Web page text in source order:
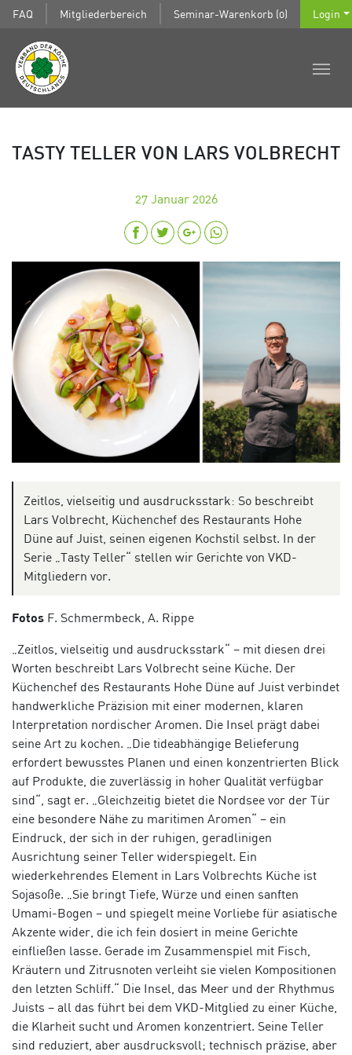
FAQ Mitgliederbereich Seminar-Warenkorb (0) Login
TASTY TELLER VON LARS VOLBRECHT
27 Januar 2026
Zeitlos, vielseitig und ausdrucksstark: So beschreibt
Lars Volbrecht, Küchenchef des Restaurants Hohe
Düne auf Juist, seinen eigenen Kochstil selbst. In der
Serie „Tasty Teller“ stellen wir Gerichte von VKD-
Mitgliedern vor.
Fotos F. Schmermbeck, A. Rippe
„Zeitlos, vielseitig und ausdrucksstark“ – mit diesen drei
Worten beschreibt Lars Volbrecht seine Küche. Der
Küchenchef des Restaurants Hohe Düne auf Juist verbindet
handwerkliche Präzision mit einer modernen, klaren
Interpretation nordischer Aromen. Die Insel prägt dabei
seine Art zu kochen. „Die tideabhängige Belieferung
erfordert bewusstes Planen und einen konzentrierten Blick
auf Produkte, die zuverlässig in hoher Qualität verfügbar
sind“, sagt er. „Gleichzeitig bietet die Nordsee vor der Tür
eine besondere Nähe zu maritimen Aromen“ – ein
Eindruck, der sich in der ruhigen, geradlinigen
Ausrichtung seiner Teller widerspiegelt. Ein
wiederkehrendes Element in Lars Volbrechts Küche ist
Sojasoße. „Sie bringt Tiefe, Würze und einen sanften
Umami-Bogen – und spiegelt meine Vorliebe für asiatische
Akzente wider, die ich fein dosiert in meine Gerichte
einfließen lasse. Gerade im Zusammenspiel mit Fisch,
Kräutern und Zitrusnoten verleiht sie vielen Kompositionen
den letzten Schliff.“ Die Insel, das Meer und der Rhythmus
Juists – all das führt bei dem VKD-Mitglied zu einer Küche,
die Klarheit sucht und Aromen konzentriert. Seine Teller
sind reduziert, aber ausdrucksvoll; technisch präzise, aber